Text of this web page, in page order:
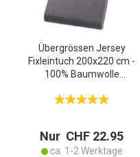
Übergrössen Jersey
Fixleintuch 200x220 cm -
100% Baumwolle
Standard 100
Nur CHF 22.95
ca. 1-2 Werktage